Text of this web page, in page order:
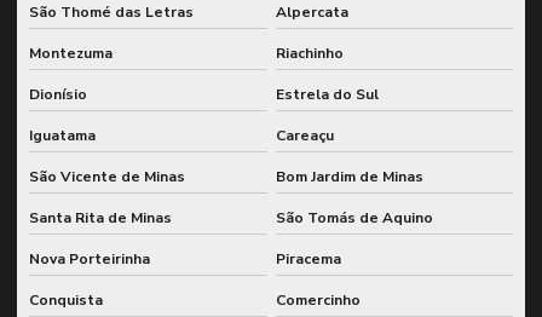
São Thomé das Letras Alpercata
Montezuma Riachinho
Dionísio Estrela do Sul
Iguatama Careaçu
São Vicente de Minas Bom Jardim de Minas
Santa Rita de Minas São Tomás de Aquino
Nova Porteirinha Piracema
Conquista Comercinho